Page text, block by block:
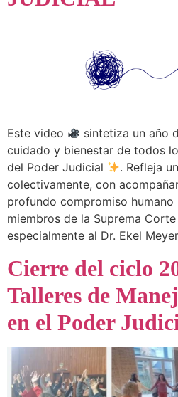
Este video
sintetiza un año
cuidado y bienestar de todos
del Poder Judicial
. Refleja
colectivamente, con
profundo compromiso humano
miembros de la Suprema
especialmente al Dr. Ekel
Cierre del ciclo
Talleres de
en el Poder